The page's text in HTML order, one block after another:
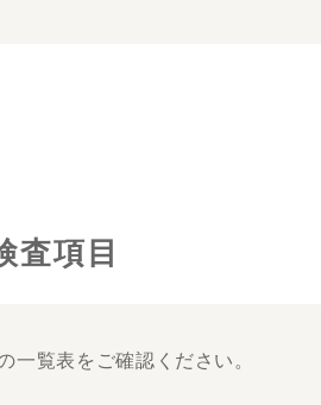
査項目
一覧表をご確認ください。